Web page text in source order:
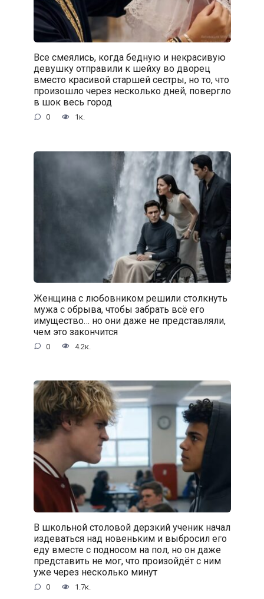
Все смеялись, когда бедную и некрасивую
девушку отправили к шейху во дворец
вместо красивой старшей сестры, но то, что
произошло через несколько дней, повергло
в шок весь город
0 1к.
Женщина с любовником решили столкнуть
мужа с обрыва, чтобы забрать всё его
имущество… но они даже не представляли,
чем это закончится
0 4.2к.
В школьной столовой дерзкий ученик начал
издеваться над новеньким и выбросил его
еду вместе с подносом на пол, но он даже
представить не мог, что произойдёт с ним
уже через несколько минут
0 1.7к.